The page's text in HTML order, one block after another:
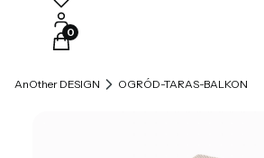
Produkty w koszyku: 0. Zobacz
AnOther DESIGN OGRÓD-TARAS-BALKON